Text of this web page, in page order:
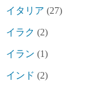
イタリア (27)
イラク (2)
イラン (1)
インド (2)